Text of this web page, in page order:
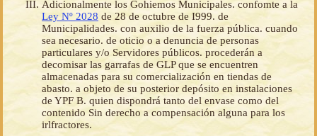
Adicionalmente los Gohiemos Municipales. confomte a la
Ley Nº 2028 de 28 de octubre de I999. de
Municipalidades. con auxilio de la fuerza pública. cuando
sea necesario. de oticio o a denuncia de personas
particulares y/o Servidores públicos. procederán a
decomisar las garrafas de GLP que se encuentren
almacenadas para su comercialización en tiendas de
abasto. a objeto de su posterior depósito en instalaciones
de YPF B. quien dispondrá tanto del envase como del
contenido Sin derecho a compensación alguna para los
irlfractores.